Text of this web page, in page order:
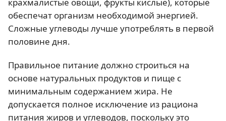
обеспечат организм необходимой энергией.
Сложные углеводы лучше употреблять в первой
половине дня.
Правильное питание должно строиться на
основе натуральных продуктов и пище с
минимальным содержанием жира. Не
допускается полное исключение из рациона
питания жиров и углеводов, поскольку это